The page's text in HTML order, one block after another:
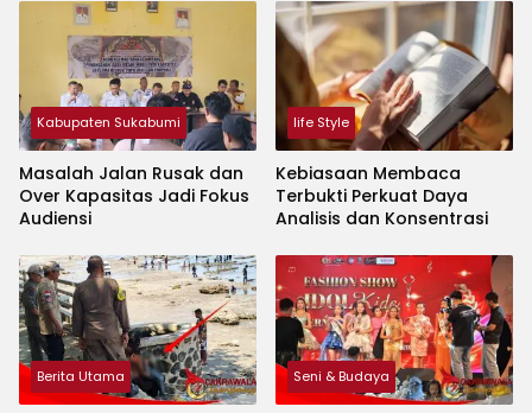
Kabupaten Sukabumi
Masalah Jalan Rusak dan
Over Kapasitas Jadi Fokus
Audiensi
life Style
Kebiasaan Membaca
Terbukti Perkuat Daya
Analisis dan Konsentrasi
Berita Utama Seni & Budaya